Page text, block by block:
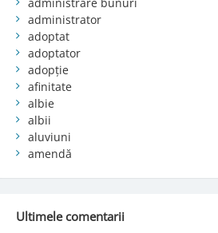
administrator
adoptat
adoptator
adopție
afinitate
albie
albii
aluviuni
amendă
Ultimele comentarii